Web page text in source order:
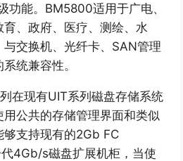
功能。 BM5800适用于广电、
、政府、医疗、测绘、水
交换机、光纤卡、 SAN管理
统兼容性。
在现有UIT系列磁盘存储系统
公共的存储管理界面和类似
够支持现有的2Gb FC
4Gb/s磁盘扩展机柜，当使